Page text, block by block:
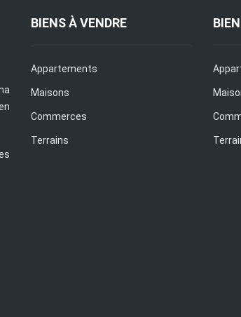
BIENS À VENDRE
Appartements
Maisons
Commerces
Terrains